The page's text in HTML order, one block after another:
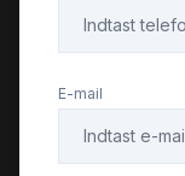
dellæder
digitalt
E-mail